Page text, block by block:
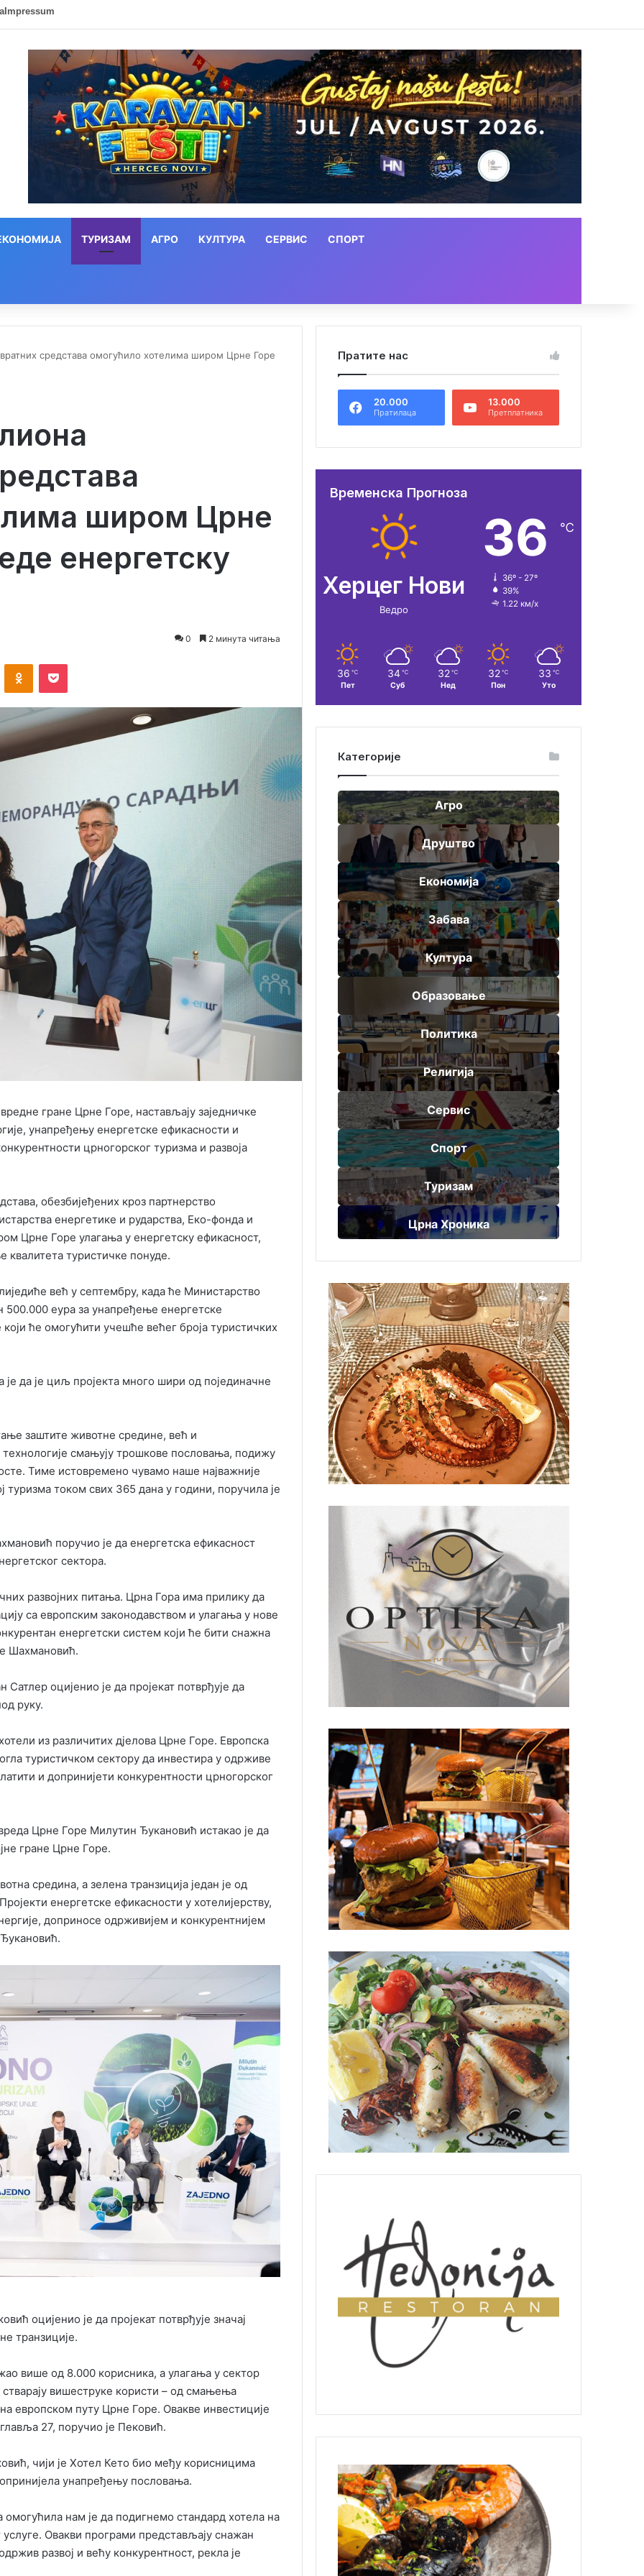
Impressum
ТУРИЗАМ АГРО КУЛТУРА СЕРВИС СПОРТ
средстава омогућило хотелима широм Црне Горе
широм Црне
енергетску
0 2 минута читања
гране Црне Горе, настављају заједничке
унапређењу енергетске ефикасности и
црногорског туризма и развоја
обезбијеђених кроз партнерство
енергетике и рударства, Еко-фонда и
Црне Горе улагања у енергетску ефикасност,
туристичке понуде.
већ у септембру, када ће Министарство
500.000 еура за унапређење енергетске
ће омогућити учешће већег броја туристичких
да је циљ пројекта много шири од појединачне
заштите животне средине, већ и
смањују трошкове пословања, подижу
Тиме истовремено чувамо наше најважније
током свих 365 дана у години, поручила је
поручио је да енергетска ефикасност
сектора.
развојних питања. Црна Гора има прилику да
са европским законодавством и улагања у нове
енергетски систем који ће бити снажна
Шахмановић.
оцијенио је да пројекат потврђује да
руку.
из различитих дјелова Црне Горе. Европска
туристичком сектору да инвестира у одрживе
и допринијети конкурентности црногорског
Црне Горе Милутин Ђукановић истакао је да
гране Црне Горе.
средина, а зелена транзиција један је од
енергетске ефикасности у хотелијерству,
доприносе одрживијем и конкурентнијем
оцијенио је да пројекат потврђује значај
транзиције.
више од 8.000 корисника, а улагања у сектор
вишеструке користи – од смањења
европском путу Црне Горе. Овакве инвестиције
27, поручио је Пековић.
чији је Хотел Кето био међу корисницима
унапређењу пословања.
нам је да подигнемо стандард хотела на
Овакви програми представљају снажан
развој и већу конкурентност, рекла је
Пратите нас
20.000
Пратилаца
13.000
Претплатника
Временска Прогноза
Херцег Нови
Ведро
36 ℃
36º - 27º
39%
1.22 км/х
36 ℃
Пет
34 ℃
Суб
32 ℃
Нед
32 ℃
Пон
33 ℃
Уто
Категорије
Агро
Друштво
Економија
Забава
Култура
Образовање
Политика
Религија
Сервис
Спорт
Туризам
Црна Хроника